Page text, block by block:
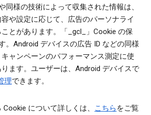
同様の技術によって収集された情報は、
や設定に応じて、広告のパーソナライ
とがあります。「_gcl_」Cookie の保
。Android デバイスの広告 ID などの同様
ャンペーンのパフォーマンス測定に使
ます。ユーザーは、Android デバイスで
理できます。
について詳しくは、 こちら をご覧